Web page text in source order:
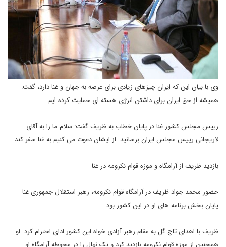
وی با بیان این که ایران چیزهای زیادی برای عرصه به جهان و غنا دارد، گفت:
همیشه از حق ایران برای داشتن انرژی هسته ای حمایت کرده ایم.
رییس مجلس کشور غنا در پایان خطاب به ظریف گفت: سلام ما را به آقای
لاریجانی رییس مجلس ایران برسانید. از ایشان دعوت می کنیم به غنا سفر کند.
بازدید ظریف از آرامگاه و موزه قوام نکرومه در غنا
حضور محمد جواد ظریف در آرامگاه قوام نکرومه، رهبر استقلال جمهوری غنا
پایان بخش برنامه های او در این کشور بود.
ظریف با اهدای تاج گل به مقام رهبر آزادی خواه این کشور ادای احترام کرد. او
همچنین از موزه قوام نکرومه بازدید کرد و یک نهال را در محوطه آرامگاه او